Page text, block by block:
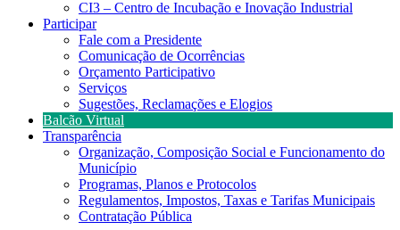
CI3 – Centro de Incubação e Inovação Industrial
Participar
Fale com a Presidente
Comunicação de Ocorrências
Orçamento Participativo
Serviços
Sugestões, Reclamações e Elogios
Balcão Virtual
Transparência
Organização, Composição Social e Funcionamento do
Município
Programas, Planos e Protocolos
Regulamentos, Impostos, Taxas e Tarifas Municipais
Contratação Pública